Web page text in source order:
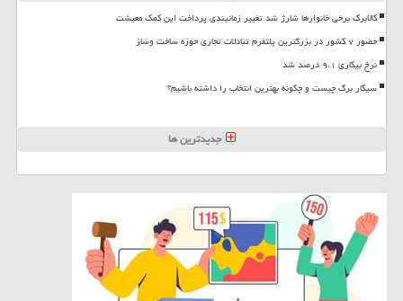
کالابرگ برخی خانوارها شارژ شد تغییر زمانبندی پرداخت این کمک معیشت
حضور ۷ کشور در بزرگترین پلتفرم تبادلات تجاری حوزه ساخت وساز
نرخ بیکاری ۹،۱ درصد شد
سیگار برگ چیست و چگونه بهترین انتخاب را داشته باشیم؟
جدیدترین ها